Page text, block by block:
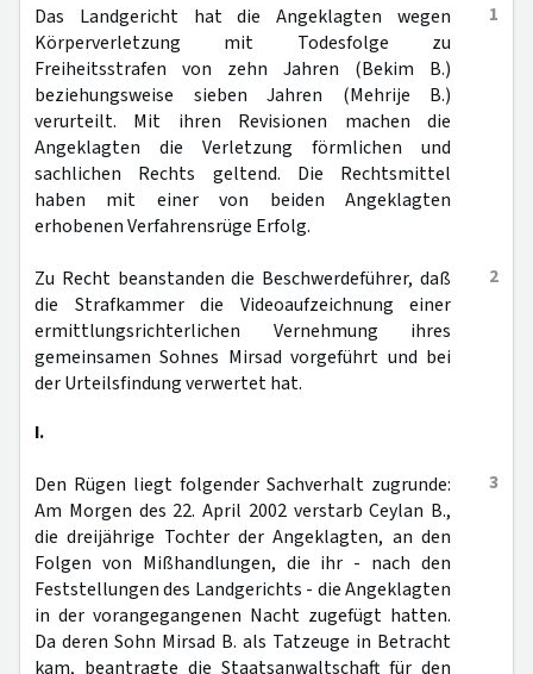
1
Das Landgericht hat die Angeklagten wegen
Körperverletzung mit Todesfolge zu
Freiheitsstrafen von zehn Jahren (Bekim B.)
beziehungsweise sieben Jahren (Mehrije B.)
verurteilt. Mit ihren Revisionen machen die
Angeklagten die Verletzung förmlichen und
sachlichen Rechts geltend. Die Rechtsmittel
haben mit einer von beiden Angeklagten
erhobenen Verfahrensrüge Erfolg.
2
Zu Recht beanstanden die Beschwerdeführer, daß
die Strafkammer die Videoaufzeichnung einer
ermittlungsrichterlichen Vernehmung ihres
gemeinsamen Sohnes Mirsad vorgeführt und bei
der Urteilsfindung verwertet hat.
I.
3
Den Rügen liegt folgender Sachverhalt zugrunde:
Am Morgen des 22. April 2002 verstarb Ceylan B.,
die dreijährige Tochter der Angeklagten, an den
Folgen von Mißhandlungen, die ihr - nach den
Feststellungen des Landgerichts - die Angeklagten
in der vorangegangenen Nacht zugefügt hatten.
Da deren Sohn Mirsad B. als Tatzeuge in Betracht
kam, beantragte die Staatsanwaltschaft für den